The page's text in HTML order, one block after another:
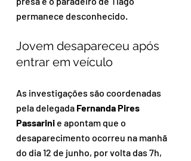
permanece desconhecido.
Jovem desapareceu após
entrar em veículo
As investigações são coordenadas
pela delegada Fernanda Pires
Passarini e apontam que o
desaparecimento ocorreu na manhã
do dia 12 de junho, por volta das 7h,